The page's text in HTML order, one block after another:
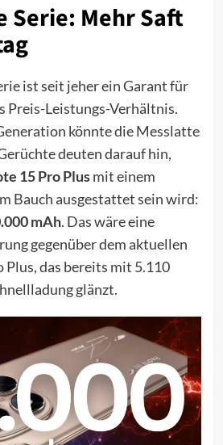
Serie: Mehr Saft
ist seit jeher ein Garant für
Preis-Leistungs-Verhältnis.
könnte die Messlatte
deuten darauf hin,
15 Pro Plusmit einem
Bauch ausgestattet sein wird:
mAh. Das wäre eine
gegenüber dem aktuellen
Plus, das bereits mit 5.110
glänzt.